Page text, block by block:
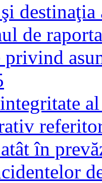
destinaţia
de
privind
în